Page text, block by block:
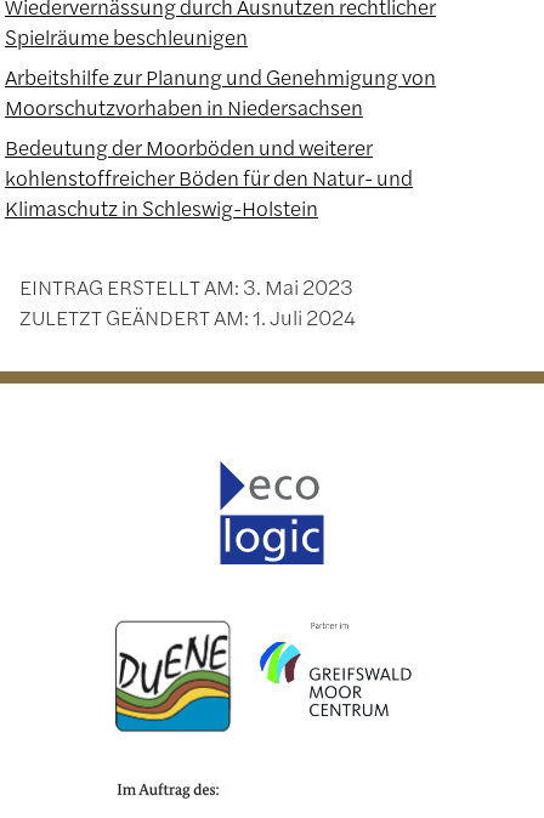
Wiedervernässung durch Ausnutzen rechtlicher
Spielräume beschleunigen
Arbeitshilfe zur Planung und Genehmigung von
Moorschutzvorhaben in Niedersachsen
Bedeutung der Moorböden und weiterer
kohlenstoffreicher Böden für den Natur- und
Klimaschutz in Schleswig-Holstein
EINTRAG ERSTELLT AM: 3. Mai 2023
ZULETZT GEÄNDERT AM:1. Juli 2024